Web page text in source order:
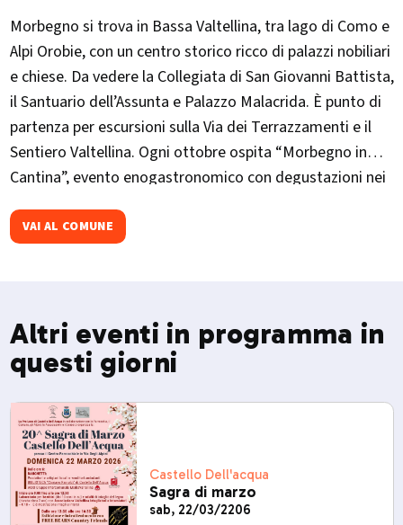
Morbegno si trova in Bassa Valtellina, tra lago di Como e
Alpi Orobie, con un centro storico ricco di palazzi nobiliari
e chiese. Da vedere la Collegiata di San Giovanni Battista,
il Santuario dell’Assunta e Palazzo Malacrida. È punto di
partenza per escursioni sulla Via dei Terrazzamenti e il
Sentiero Valtellina. Ogni ottobre ospita “Morbegno in
Cantina”, evento enogastronomico con degustazioni nei
VAI AL COMUNE
Altri eventi in programma in
questi giorni
Castello Dell'acqua
Sagra di marzo
sab, 22/03/2206